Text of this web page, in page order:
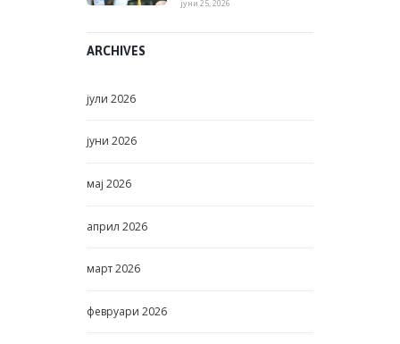
јуни 25, 2026
ARCHIVES
јули 2026
јуни 2026
мај 2026
април 2026
март2026
февруари 2026